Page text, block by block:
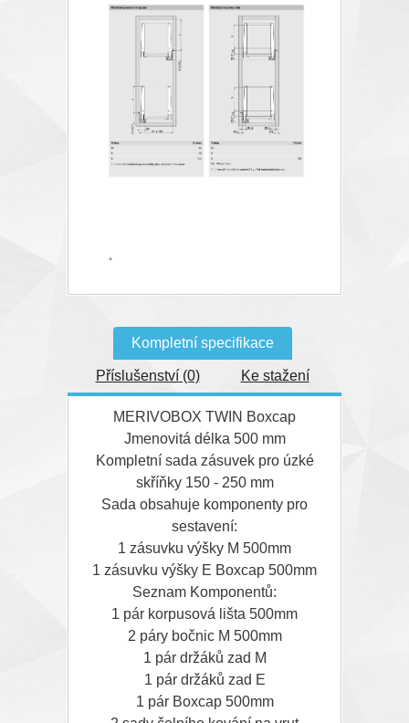
Kompletní specifikace
Příslušenství (0) Ke stažení
MERIVOBOX TWIN Boxcap
Jmenovitá délka 500 mm
Kompletní sada zásuvek pro úzké
skříňky 150 - 250 mm
Sada obsahuje komponenty pro
sestavení:
1 zásuvku výšky M 500mm
1 zásuvku výšky E Boxcap 500mm
Seznam Komponentů:
1 pár korpusová lišta 500mm
2 páry bočnic M 500mm
1 pár držáků zad M
1 pár držáků zad E
1 pár Boxcap 500mm